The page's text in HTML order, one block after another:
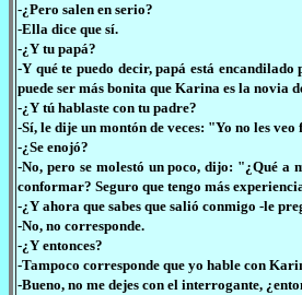
-¿Pero salen en serio?
-Ella dice que sí.
-¿Y tu papá?
-Y qué te puedo decir, papá está
puede ser más bonita que Karina es la novia
-¿Y tú hablaste con tu padre?
-Sí, le dije un montón de veces: "Yo no les
-¿Se enojó?
-No, pero se molestó un poco, dijo: "¿Qué
conformar? Seguro que tengo más
-¿Y ahora que sabes que salió conmigo -le
-No, no corresponde.
-¿Y entonces?
-Tampoco corresponde que yo hable con
-Bueno, no me dejes con el interrogante,